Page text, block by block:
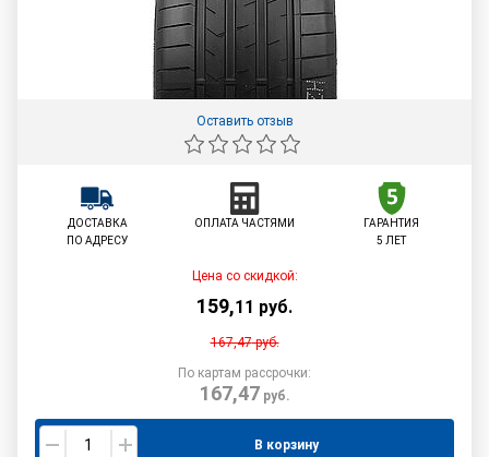
Оставить отзыв
ДОСТАВКА
ПО АДРЕСУ
ОПЛАТА ЧАСТЯМИ
ГАРАНТИЯ
5 ЛЕТ
Цена со скидкой:
159,11 руб.
167,47руб.
По картам рассрочки:
167,47 руб.
В корзину